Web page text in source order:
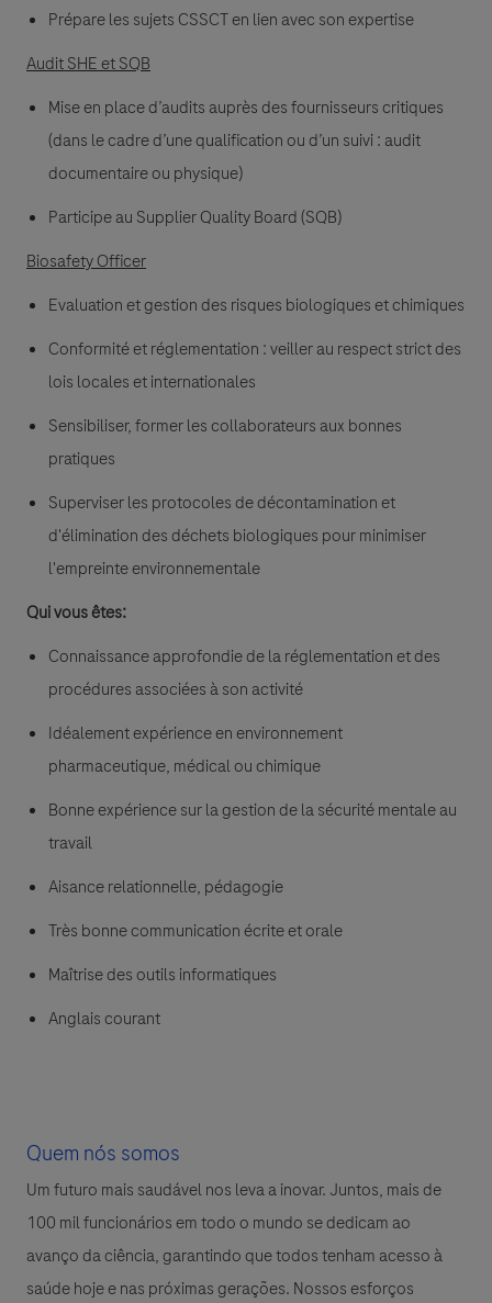
Prépare les sujets CSSCT en lien avec son expertise
Audit SHE et SQB
Mise en place d’audits auprès des fournisseurs critiques
(dans le cadre d’une qualification ou d’un suivi : audit
documentaire ou physique)
Participe au Supplier Quality Board (SQB)
Biosafety Officer
Evaluation et gestion des risques biologiques et chimiques
Conformité et réglementation : veiller au respect strict des
lois locales et internationales
Sensibiliser, former les collaborateurs aux bonnes
pratiques
Superviser les protocoles de décontamination et
d'élimination des déchets biologiques pour minimiser
l'empreinte environnementale
Qui vous êtes:
Connaissance approfondie de la réglementation et des
procédures associées à son activité
Idéalement expérience en environnement
pharmaceutique, médical ou chimique
Bonne expérience sur la gestion de la sécurité mentale au
travail
Aisance relationnelle, pédagogie
Très bonne communication écrite et orale
Maîtrise des outils informatiques
Anglais courant
Quem nós somos
Um futuro mais saudável nos leva a inovar. Juntos, mais de
100 mil funcionários em todo o mundo se dedicam ao
avanço da ciência, garantindo que todos tenham acesso à
saúde hoje e nas próximas gerações. Nossos esforços